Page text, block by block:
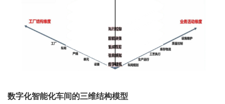
数字化智能化车间的三维结构模型